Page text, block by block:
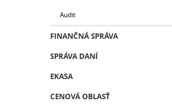
Audit
FINANČNÁ SPRÁVA
SPRÁVA DANÍ
EKASA
CENOVÁ OBLASŤ